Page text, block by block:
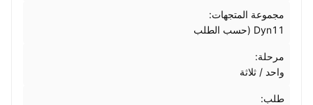
مجموعة المتجهات:
Dyn11 (حسب الطلب
مرحلة:
واحد / ثلاثة
طلب: